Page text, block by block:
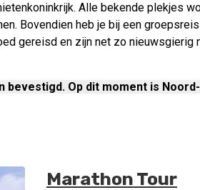
Alle bekende plekjes
Bovendien heb je bij een
gereisd en zijn net zo nieuwsgierig
bevestigd. Op dit moment is
Marathon Tour